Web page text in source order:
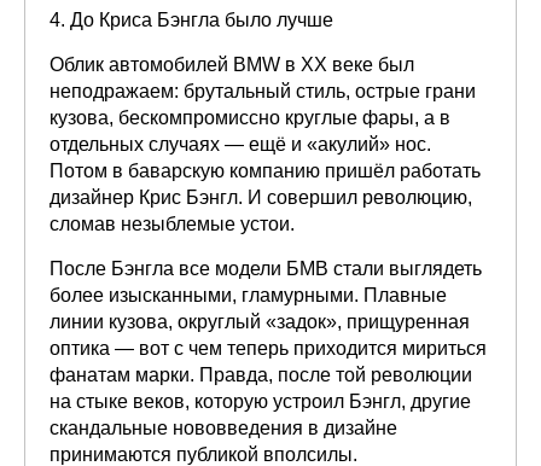
4. До Криса Бэнгла было лучше
Облик автомобилей BMW в ХХ веке был
неподражаем: брутальный стиль, острые грани
кузова, бескомпромиссно круглые фары, а в
отдельных случаях — ещё и «акулий» нос.
Потом в баварскую компанию пришёл работать
дизайнер Крис Бэнгл. И совершил революцию,
сломав незыблемые устои.
После Бэнгла все модели БМВ стали выглядеть
более изысканными, гламурными. Плавные
линии кузова, округлый «задок», прищуренная
оптика — вот с чем теперь приходится мириться
фанатам марки. Правда, после той революции
на стыке веков, которую устроил Бэнгл, другие
скандальные нововведения в дизайне
принимаются публикой вполсилы.